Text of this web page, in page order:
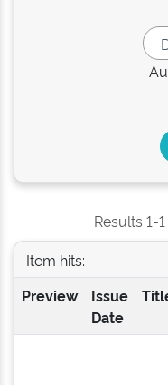
Results 1-
Item hits:
Preview
Issue
Date